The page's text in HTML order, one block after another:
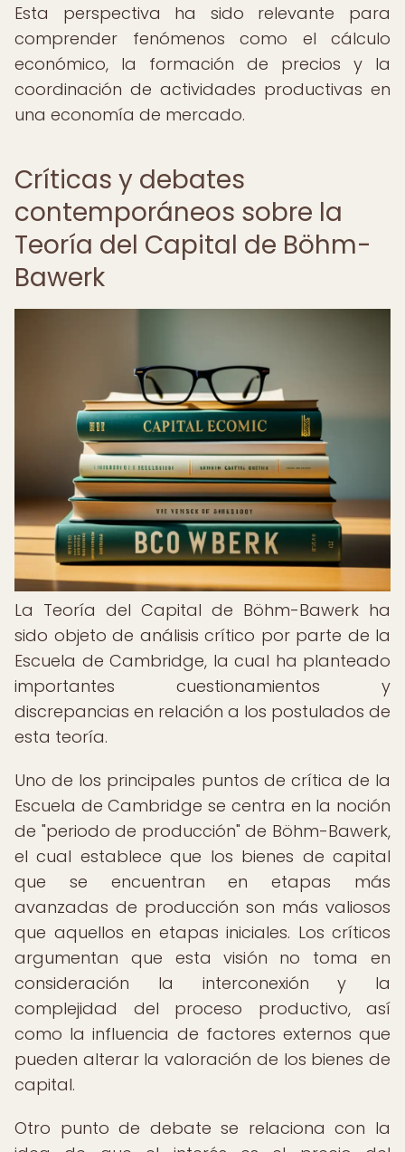
Esta perspectiva ha sido relevante para
comprender fenómenos como el cálculo
económico, la formación de precios y la
coordinación de actividades productivas en
una economía de mercado.
Críticas y debates
contemporáneos sobre la
Teoría del Capital de Böhm-
Bawerk
La Teoría del Capital de Böhm-Bawerk ha
sido objeto de análisis crítico por parte de la
Escuela de Cambridge, la cual ha planteado
importantes cuestionamientos y
discrepancias en relación a los postulados de
esta teoría.
Uno de los principales puntos de crítica de la
Escuela de Cambridge se centra en la noción
de "periodo de producción" de Böhm-Bawerk,
el cual establece que los bienes de capital
que se encuentran en etapas más
avanzadas de producción son más valiosos
que aquellos en etapas iniciales. Los críticos
argumentan que esta visión no toma en
consideración la interconexión y la
complejidad del proceso productivo, así
como la influencia de factores externos que
pueden alterar la valoración de los bienes de
capital.
Otro punto de debate se relaciona con la